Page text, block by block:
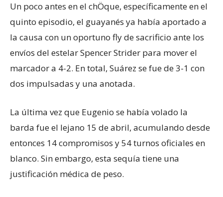
Un poco antes en el chÖque, específicamente en el
quinto episodio, el guayanés ya había aportado a
la causa con un oportuno fly de sacrificio ante los
envíos del estelar Spencer Strider para mover el
marcador a 4-2. En total, Suárez se fue de 3-1 con
dos impulsadas y una anotada.
La última vez que Eugenio se había volado la
barda fue el lejano 15 de abril, acumulando desde
entonces 14 compromisos y 54 turnos oficiales en
blanco. Sin embargo, esta sequía tiene una
justificación médica de peso.